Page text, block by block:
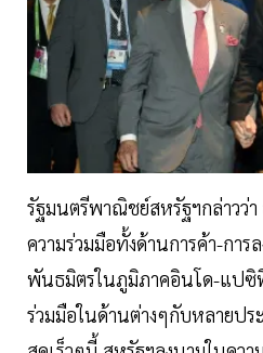
รัฐมนตรีพาณิชย์สหรัฐฯกล่าวว่า
ความร่วมมือทั้งด้านการค้า-กา
พันธมิตรในภูมิภาคอินโด-แปซิ
ร่วมมือในด้านต่างๆกับหลายปร